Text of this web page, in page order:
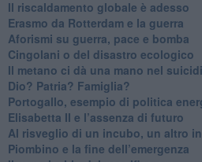
Il riscaldamento globale è adesso
​Erasmo da Rotterdam e la guerra
​Aforismi su guerra, pace e bomba
Cingolani o del disastro ecologico
​Il metano ci dà una mano nel
​Dio? Patria? Famiglia?
Portogallo, esempio di politica
​Elisabetta II e l’assenza di futuro
Al risveglio di un incubo, un altro
​Piombino e la fine dell’emergenza